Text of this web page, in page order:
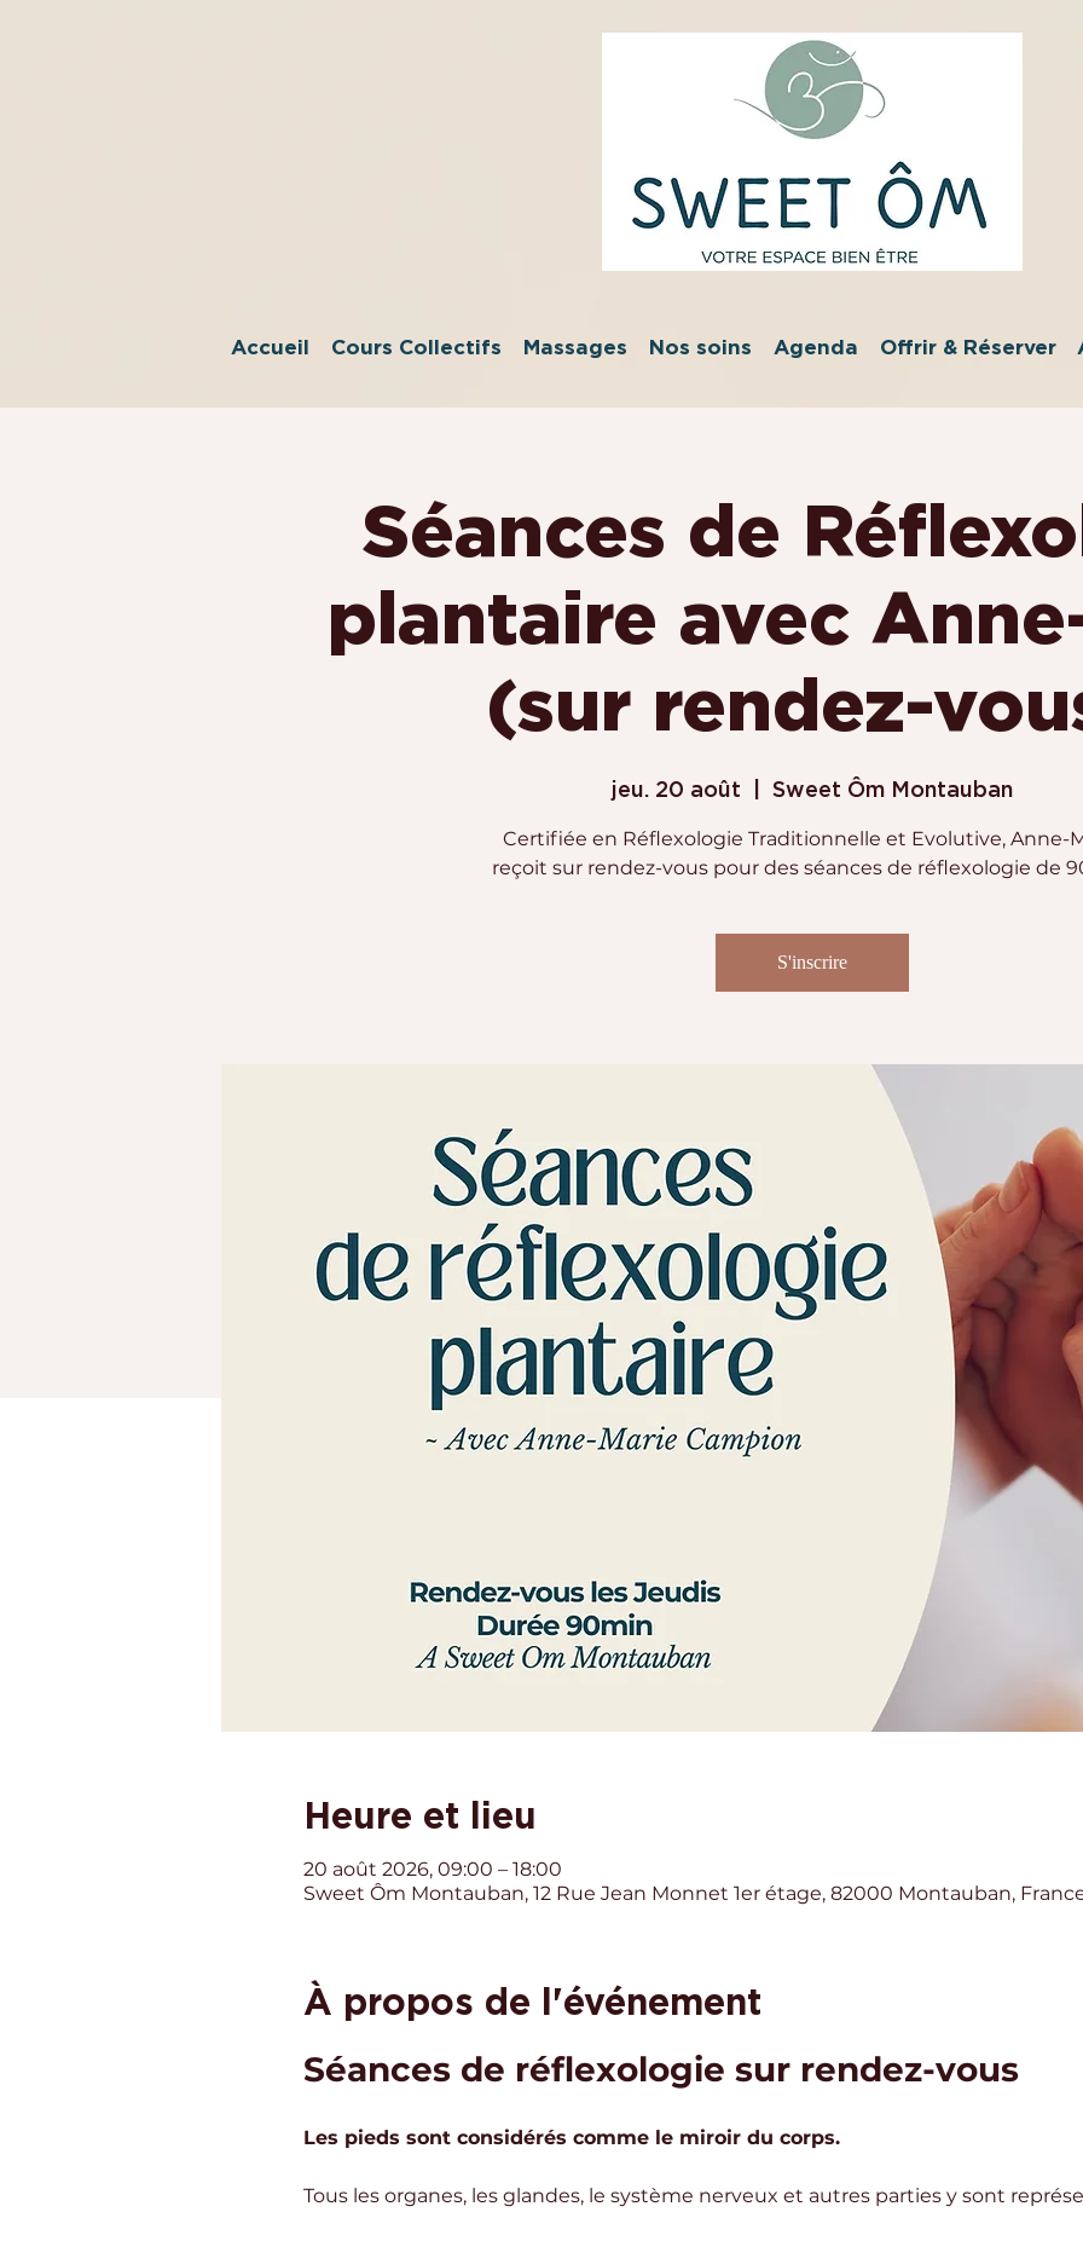
Accueil Cours Collectifs Massages Nos soins Agenda Offrir & Réserver
Séances de
plantaire avec
(sur rendez-
jeu. 20 août Sweet Ôm Montauban
Certifiée en Réflexologie Traditionnelle et Evolutive, Anne-
reçoit sur rendez-vous pour des séances de réflexologie de
S'inscrire
Heure et lieu
20 août 2026, 09:00 – 18:00
Sweet Ôm Montauban, 12 Rue Jean Monnet 1er étage, 82000 Montauban,
À propos de l'événement
Séances de réflexologie sur rendez-vous
Les pieds sont considérés comme le miroir du corps.
Tous les organes, les glandes, le système nerveux et autres parties y sont